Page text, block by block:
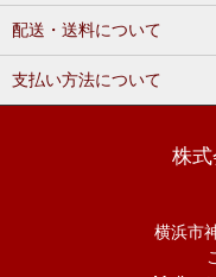
配送・送料について
支払い方法について
株式
横浜市